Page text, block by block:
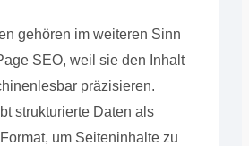
gehören im weiteren Sinn
SEO, weil sie den Inhalt
präzisieren.
strukturierte Daten als
um Seiteninhalte zu